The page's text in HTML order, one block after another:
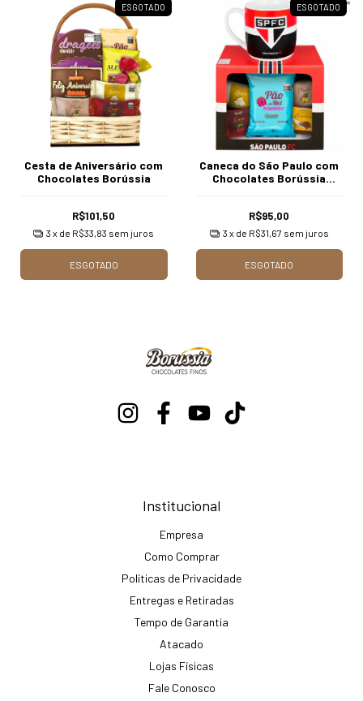
ESGOTADO
Cesta de Aniversário com
Chocolates Borússia
R$101,50
3 x de R$33,83 sem juros
ESGOTADO
ESGOTADO
Caneca do São Paulo com
Chocolates Borússia
R$95,00
3 x de R$31,67 sem juros
ESGOTADO
Institucional
Empresa
Como Comprar
Políticas de Privacidade
Entregas e Retiradas
Tempo de Garantia
Atacado
Lojas Físicas
Fale Conosco